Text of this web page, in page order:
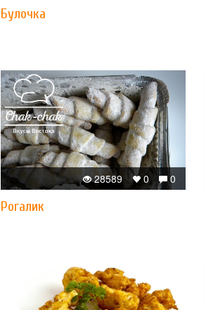
Булочка
0
0
28589
Рогалик